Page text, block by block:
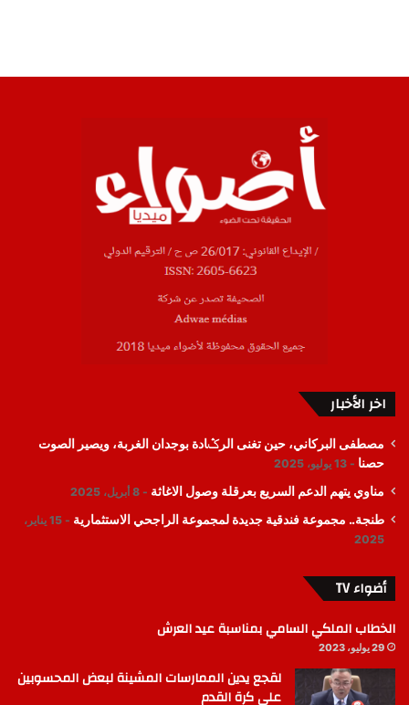
اخر الأخبار
مصطفى البركاني، حين تغنى الرݣادة بوجدان الغربة، ويصير الصوت
حصنا
13 يوليو، 2025
مناوي يتهم الدعم السريع بعرقلة وصول الاغاثة 8 أبريل، 2025
طنجة.. مجموعة فندقية جديدة لمجموعة الراجحي الاستثمارية
15 يناير،
2025
أضواء TV
الخطاب الملكي السامي بمناسبة عيد العرش
29 يوليو، 2023
لقجع يدين الممارسات المشينة لبعض المحسوبين
على كرة القدم